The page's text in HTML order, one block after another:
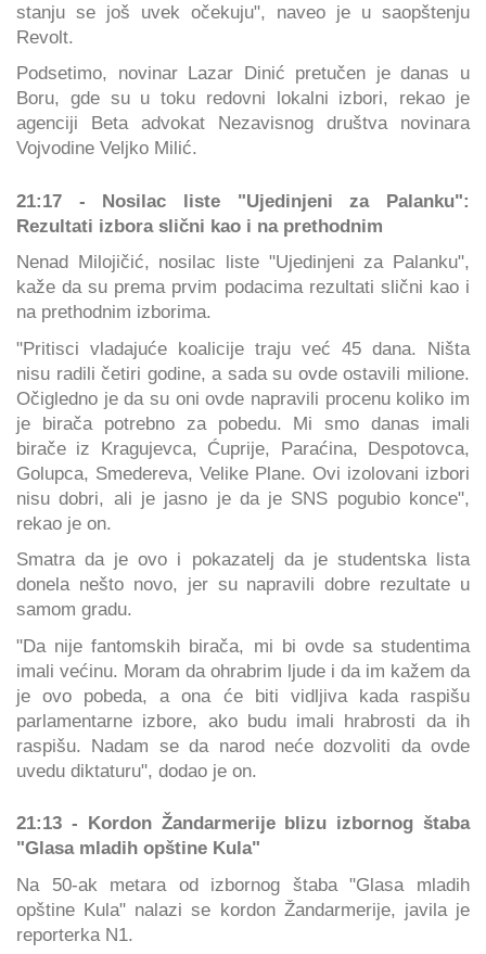
stanju se još uvek očekuju", naveo je u saopštenju
Revolt.
Podsetimo, novinar Lazar Dinić pretučen je danas u
Boru, gde su u toku redovni lokalni izbori, rekao je
agenciji Beta advokat Nezavisnog društva novinara
Vojvodine Veljko Milić.
21:17 - Nosilac liste "Ujedinjeni za Palanku":
Rezultati izbora slični kao i na prethodnim
Nenad Milojičić, nosilac liste "Ujedinjeni za Palanku",
kaže da su prema prvim podacima rezultati slični kao i
na prethodnim izborima.
"Pritisci vladajuće koalicije traju već 45 dana. Ništa
nisu radili četiri godine, a sada su ovde ostavili milione.
Očigledno je da su oni ovde napravili procenu koliko im
je birača potrebno za pobedu. Mi smo danas imali
birače iz Kragujevca, Ćuprije, Paraćina, Despotovca,
Golupca, Smedereva, Velike Plane. Ovi izolovani izbori
nisu dobri, ali je jasno je da je SNS pogubio konce",
rekao je on.
Smatra da je ovo i pokazatelj da je studentska lista
donela nešto novo, jer su napravili dobre rezultate u
samom gradu.
"Da nije fantomskih birača, mi bi ovde sa studentima
imali većinu. Moram da ohrabrim ljude i da im kažem da
je ovo pobeda, a ona će biti vidljiva kada raspišu
parlamentarne izbore, ako budu imali hrabrosti da ih
raspišu. Nadam se da narod neće dozvoliti da ovde
uvedu diktaturu", dodao je on.
21:13 - Kordon Žandarmerije blizu izbornog štaba
"Glasa mladih opštine Kula"
Na 50-ak metara od izbornog štaba "Glasa mladih
opštine Kula" nalazi se kordon Žandarmerije, javila je
reporterka N1.